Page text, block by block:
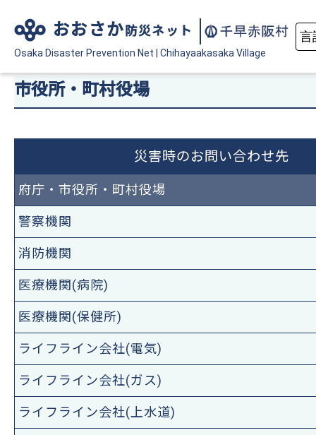
おおさか 防災ネット
Osaka Disaster Prevention Net Chihayaakasaka Village
市役所・町村役場
災害時のお問い合わせ先
府庁・市役所・町村役場
警察機関
消防機関
医療機関(病院)
医療機関(保健所)
ライフライン会社(電気)
ライフライン会社(ガス)
ライフライン会社(上水道)